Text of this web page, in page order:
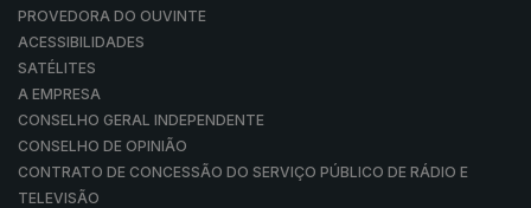
PROVEDORA DO OUVINTE
ACESSIBILIDADES
SATÉLITES
A EMPRESA
CONSELHO GERAL INDEPENDENTE
CONSELHO DE OPINIÃO
CONTRATO DE CONCESSÃO DO SERVIÇO PÚBLICO DE RÁDIO E
TELEVISÃO